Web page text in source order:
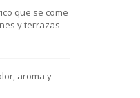
que se come
y terrazas
aroma y